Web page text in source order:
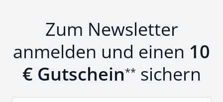
Zum Newsletter
anmelden und einen 10
€ Gutschein** sichern